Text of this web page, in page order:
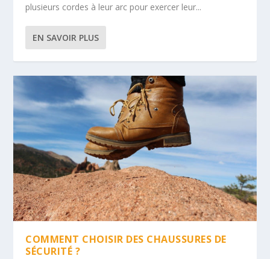
plusieurs cordes à leur arc pour exercer leur...
EN SAVOIR PLUS
COMMENT CHOISIR DES CHAUSSURES DE
SÉCURITÉ ?